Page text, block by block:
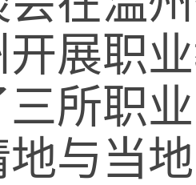
开展职
三所职
地与当